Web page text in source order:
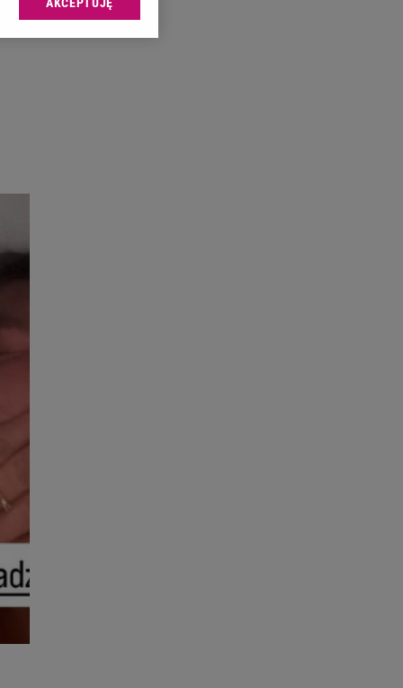
sp. z o.o., jej
Zmiana ustawień
celów identyfikacji.
reklam i treści,